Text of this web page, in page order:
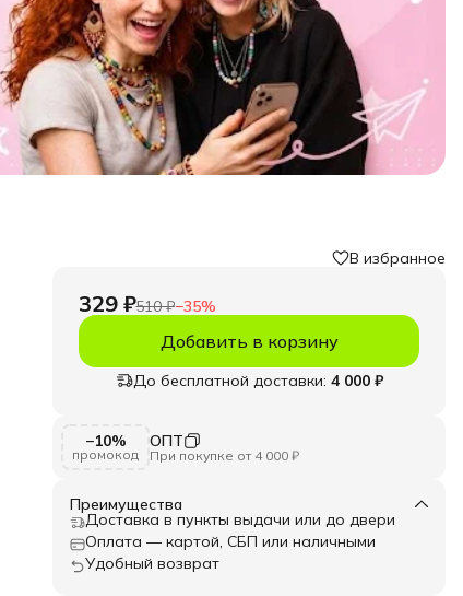
В избранное
329 ₽510 ₽−35%
Добавить в корзину
До бесплатной доставки: 4 000 ₽
−10%
промокод
ОПТ
При покупке от 4 000 ₽
Преимущества
Доставка в пункты выдачи или до двери
Оплата — картой, СБП или наличными
Удобный возврат